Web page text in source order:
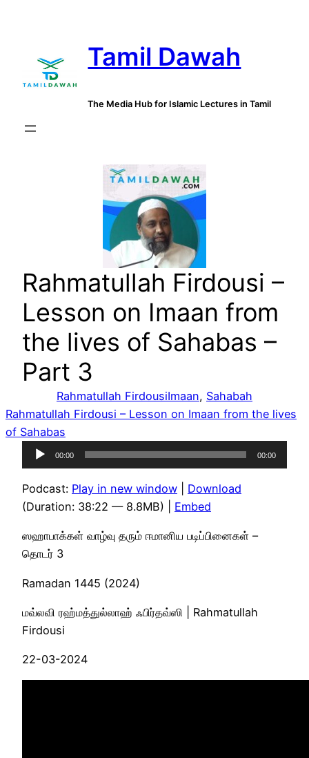
Tamil Dawah
The Media Hub for Islamic Lectures in Tamil
Rahmatullah Firdousi –
Lesson on Imaan from
the lives of Sahabas –
Part 3
Rahmatullah FirdousiImaan, Sahabah
Rahmatullah Firdousi – Lesson on Imaan from the lives
of Sahabas
Audio
Player
00:00 00:00
Podcast: Play in new window
Download
(Duration: 38:22 — 8.8MB) | Embed
ஸஹாபாக்கள் வாழ்வு தரும் ஈமானிய படிப்பினைகள் –
தொடர் 3
Ramadan 1445 (2024)
மவ்லவி ரஹ்மத்துல்லாஹ் ஃபிர்தவ்ஸி | Rahmatullah
Firdousi
22-03-2024